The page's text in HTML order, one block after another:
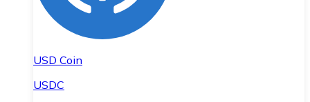
USD Coin
USDC